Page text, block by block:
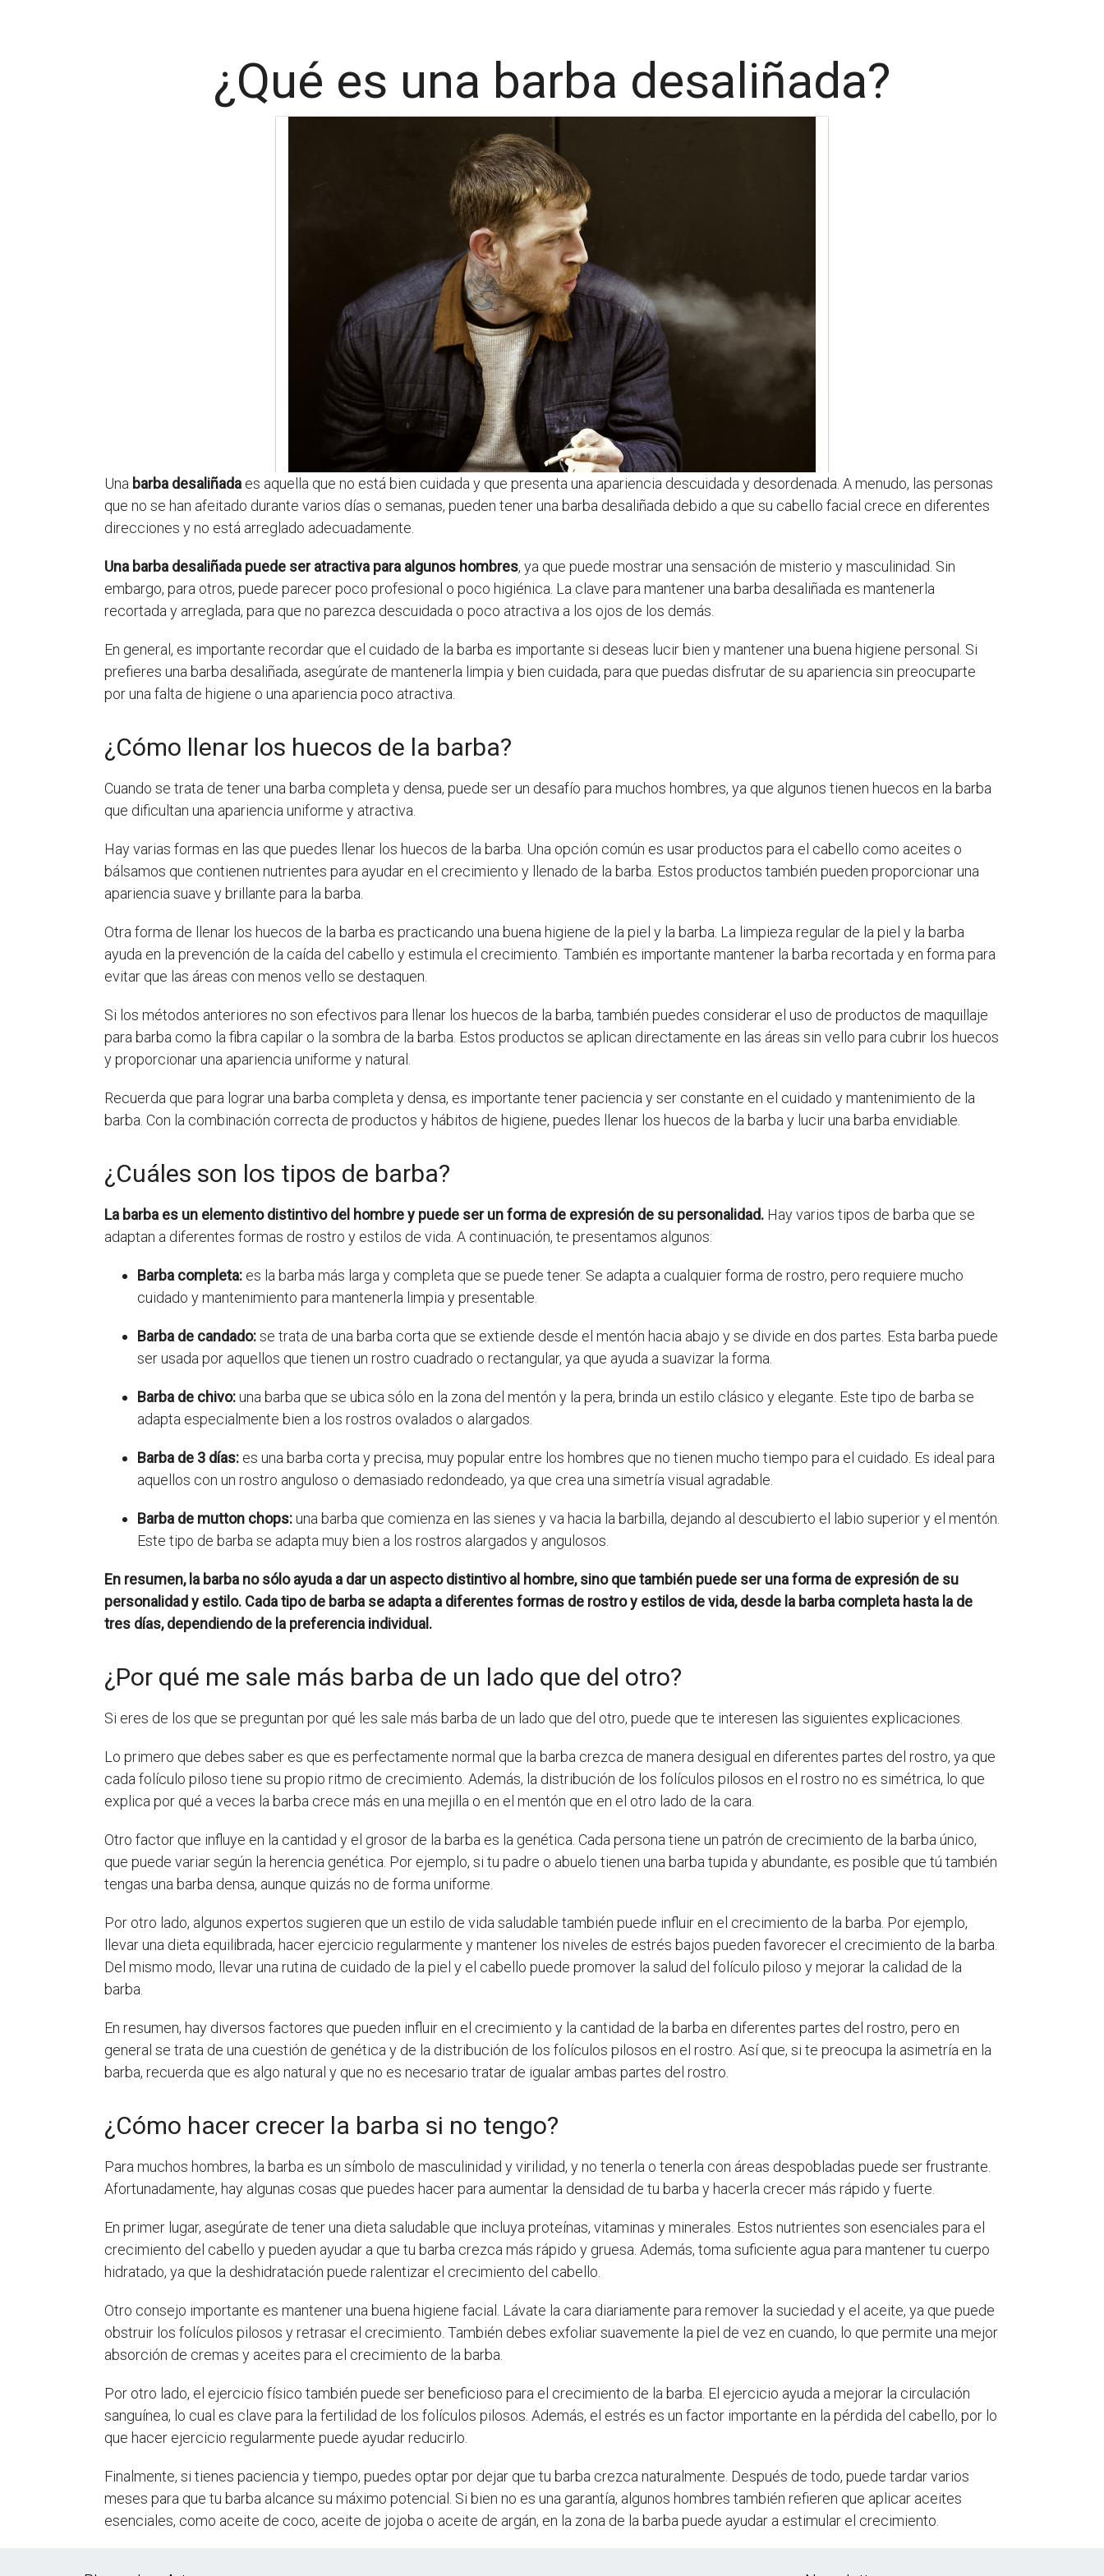
¿Qué es una barba desaliñada?
Una barba desaliñada es aquella que no está bien cuidada y que presenta una apariencia descuidada y desordenada. A menudo, las personas
que no se han afeitado durante varios días o semanas, pueden tener una barba desaliñada debido a que su cabello facial crece en diferentes
direcciones y no está arreglado adecuadamente.
Una barba desaliñada puede ser atractiva para algunos hombres, ya que puede mostrar una sensación de misterio y masculinidad. Sin
embargo, para otros, puede parecer poco profesional o poco higiénica. La clave para mantener una barba desaliñada es mantenerla
recortada y arreglada, para que no parezca descuidada o poco atractiva a los ojos de los demás.
En general, es importante recordar que el cuidado de la barba es importante si deseas lucir bien y mantener una buena higiene personal. Si
prefieres una barba desaliñada, asegúrate de mantenerla limpia y bien cuidada, para que puedas disfrutar de su apariencia sin preocuparte
por una falta de higiene o una apariencia poco atractiva.
¿Cómo llenar los huecos de la barba?
Cuando se trata de tener una barba completa y densa, puede ser un desafío para muchos hombres, ya que algunos tienen huecos en la barba
que dificultan una apariencia uniforme y atractiva.
Hay varias formas en las que puedes llenar los huecos de la barba. Una opción común es usar productos para el cabello como aceites o
bálsamos que contienen nutrientes para ayudar en el crecimiento y llenado de la barba. Estos productos también pueden proporcionar una
apariencia suave y brillante para la barba.
Otra forma de llenar los huecos de la barba es practicando una buena higiene de la piel y la barba. La limpieza regular de la piel y la barba
ayuda en la prevención de la caída del cabello y estimula el crecimiento. También es importante mantener la barba recortada y en forma para
evitar que las áreas con menos vello se destaquen.
Si los métodos anteriores no son efectivos para llenar los huecos de la barba, también puedes considerar el uso de productos de maquillaje
para barba como la fibra capilar o la sombra de la barba. Estos productos se aplican directamente en las áreas sin vello para cubrir los huecos
y proporcionar una apariencia uniforme y natural.
Recuerda que para lograr una barba completa y densa, es importante tener paciencia y ser constante en el cuidado y mantenimiento de la
barba. Con la combinación correcta de productos y hábitos de higiene, puedes llenar los huecos de la barba y lucir una barba envidiable.
¿Cuáles son los tipos de barba?
La barba es un elemento distintivo del hombre y puede ser un forma de expresión de su personalidad. Hay varios tipos de barba que se
adaptan a diferentes formas de rostro y estilos de vida. A continuación, te presentamos algunos:
Barba completa: es la barba más larga y completa que se puede tener. Se adapta a cualquier forma de rostro, pero requiere mucho
cuidado y mantenimiento para mantenerla limpia y presentable.
Barba de candado:se trata de una barba corta que se extiende desde el mentón hacia abajo y se divide en dos partes. Esta barba puede
ser usada por aquellos que tienen un rostro cuadrado o rectangular, ya que ayuda a suavizar la forma.
Barba de chivo:una barba que se ubica sólo en la zona del mentón y la pera, brinda un estilo clásico y elegante. Este tipo de barba se
adapta especialmente bien a los rostros ovalados o alargados.
Barba de 3 días: es una barba corta y precisa, muy popular entre los hombres que no tienen mucho tiempo para el cuidado. Es ideal para
aquellos con un rostro anguloso o demasiado redondeado, ya que crea una simetría visual agradable.
Barba de mutton chops:una barba que comienza en las sienes y va hacia la barbilla, dejando al descubierto el labio superior y el mentón.
Este tipo de barba se adapta muy bien a los rostros alargados y angulosos.
En resumen, la barba no sólo ayuda a dar un aspecto distintivo al hombre, sino que también puede ser una forma de expresión de su
personalidad y estilo. Cada tipo de barba se adapta a diferentes formas de rostro y estilos de vida, desde la barba completa hasta la de
tres días, dependiendo de la preferencia individual.
¿Por qué me sale más barba de un lado que del otro?
Si eres de los que se preguntan por qué les sale más barba de un lado que del otro, puede que te interesen las siguientes explicaciones.
Lo primero que debes saber es que es perfectamente normal que la barba crezca de manera desigual en diferentes partes del rostro, ya que
cada folículo piloso tiene su propio ritmo de crecimiento. Además, la distribución de los folículos pilosos en el rostro no es simétrica, lo que
explica por qué a veces la barba crece más en una mejilla o en el mentón que en el otro lado de la cara.
Otro factor que influye en la cantidad y el grosor de la barba es la genética. Cada persona tiene un patrón de crecimiento de la barba único,
que puede variar según la herencia genética. Por ejemplo, si tu padre o abuelo tienen una barba tupida y abundante, es posible que tú también
tengas una barba densa, aunque quizás no de forma uniforme.
Por otro lado, algunos expertos sugieren que un estilo de vida saludable también puede influir en el crecimiento de la barba. Por ejemplo,
llevar una dieta equilibrada, hacer ejercicio regularmente y mantener los niveles de estrés bajos pueden favorecer el crecimiento de la barba.
Del mismo modo, llevar una rutina de cuidado de la piel y el cabello puede promover la salud del folículo piloso y mejorar la calidad de la
barba.
En resumen, hay diversos factores que pueden influir en el crecimiento y la cantidad de la barba en diferentes partes del rostro, pero en
general se trata de una cuestión de genética y de la distribución de los folículos pilosos en el rostro. Así que, si te preocupa la asimetría en la
barba, recuerda que es algo natural y que no es necesario tratar de igualar ambas partes del rostro.
¿Cómo hacer crecer la barba si no tengo?
Para muchos hombres, la barba es un símbolo de masculinidad y virilidad, y no tenerla o tenerla con áreas despobladas puede ser frustrante.
Afortunadamente, hay algunas cosas que puedes hacer para aumentar la densidad de tu barba y hacerla crecer más rápido y fuerte.
En primer lugar, asegúrate de tener una dieta saludable que incluya proteínas, vitaminas y minerales. Estos nutrientes son esenciales para el
crecimiento del cabello y pueden ayudar a que tu barba crezca más rápido y gruesa. Además, toma suficiente agua para mantener tu cuerpo
hidratado, ya que la deshidratación puede ralentizar el crecimiento del cabello.
Otro consejo importante es mantener una buena higiene facial. Lávate la cara diariamente para remover la suciedad y el aceite, ya que puede
obstruir los folículos pilosos y retrasar el crecimiento. También debes exfoliar suavemente la piel de vez en cuando, lo que permite una mejor
absorción de cremas y aceites para el crecimiento de la barba.
Por otro lado, el ejercicio físico también puede ser beneficioso para el crecimiento de la barba. El ejercicio ayuda a mejorar la circulación
sanguínea, lo cual es clave para la fertilidad de los folículos pilosos. Además, el estrés es un factor importante en la pérdida del cabello, por lo
que hacer ejercicio regularmente puede ayudar reducirlo.
Finalmente, si tienes paciencia y tiempo, puedes optar por dejar que tu barba crezca naturalmente. Después de todo, puede tardar varios
meses para que tu barba alcance su máximo potencial. Si bien no es una garantía, algunos hombres también refieren que aplicar aceites
esenciales, como aceite de coco, aceite de jojoba o aceite de argán, en la zona de la barba puede ayudar a estimular el crecimiento.